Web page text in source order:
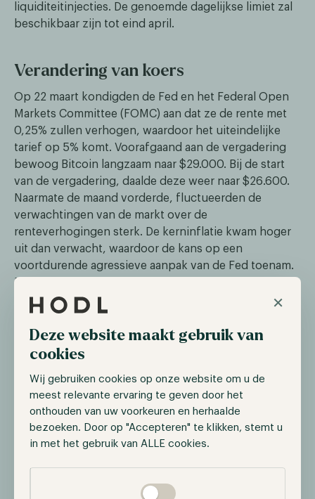
×
Deze website maakt gebruik van
cookies
Wij gebruiken cookies op onze website om u de
meest relevante ervaring te geven door het
onthouden van uw voorkeuren en herhaalde
bezoeken. Door op "Accepteren" te klikken, stemt u
in met het gebruik van ALLE cookies.
liquiditeitinjecties. De genoemde dagelijkse limiet zal
beschikbaar zijn tot eind april.
Verandering van koers
Op 22 maart kondigden de Fed en het Federal Open
Markets Committee (FOMC) aan dat ze de rente met
0,25% zullen verhogen, waardoor het uiteindelijke
tarief op 5% komt. Voorafgaand aan de vergadering
bewoog Bitcoin langzaam naar $29.000. Bij de start
van de vergadering, daalde deze weer naar $26.600.
Naarmate de maand vorderde, fluctueerden de
verwachtingen van de markt over de
renteverhogingen sterk. De kerninflatie kwam hoger
uit dan verwacht, waardoor de kans op een
voortdurende agressieve aanpak van de Fed toenam.
Enkele dagen later creëerden de scheuren in de
fundamenten van verschillende grote banken ruimte
voor een minder streng beleid. Zoals eerder vermeld,
verhoogde de Fed haar balans met $400 miljard om
financiële instellingen zoals banken te helpen. Als
rekening gehouden met renteverlagingen tegen het
einde van 2023.